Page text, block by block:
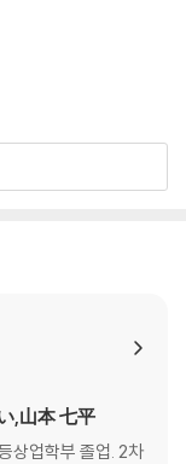
,山本 七平
상업학부 졸업. 2차